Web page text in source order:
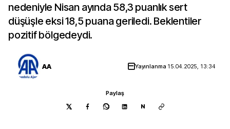
nedeniyle Nisan ayında 58,3 puanlık sert
düşüşle eksi 18,5 puana geriledi. Beklentiler
pozitif bölgedeydi.
AA Yayınlanma 15.04.2025, 13:34
Paylaş
N